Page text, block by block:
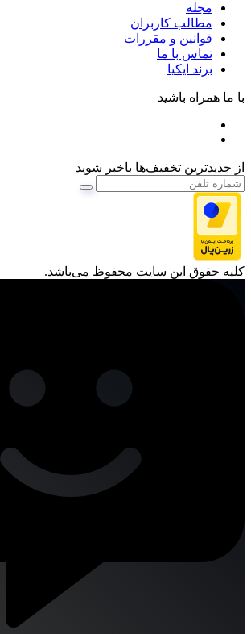
مجله
مطالب کاربران
قوانین و مقررات
تماس با ما
برند ایکیا
با ما همراه باشید
از جدیدترین تخفیف‌ها باخبر شوید
کليه حقوق اين سايت محفوظ می‌باشد.